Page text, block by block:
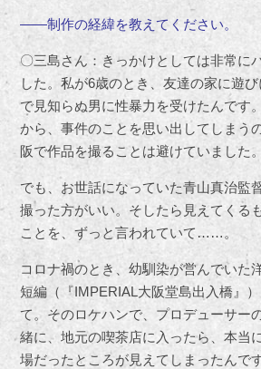
――制作の経緯を教えてください。
〇三島さん：きっかけとしては非常に
した。私が6歳のとき、友達の家に遊
で見知らぬ男に性暴力を受けたんです
から、事件のことを思い出してしまう
阪で作品を撮ることは避けていました。
でも、お世話になっていた青山真治監
撮った方がいい。そしたら見えてくる
ことを、ずっと言われていて……。
コロナ禍のとき、幼馴染が営んでいた
短編（『IMPERIAL大阪堂島出入橋』
て。そのロケハンで、プロデューサー
緒に、地元の喫茶店に入ったら、本当
場だったところが見えてしまったんです